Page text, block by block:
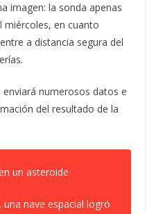
imagen: la sonda apenas
miércoles, en cuanto
a distancia segura del
enviará numerosos datos e
del resultado de la
un asteroide
una nave espacial logró